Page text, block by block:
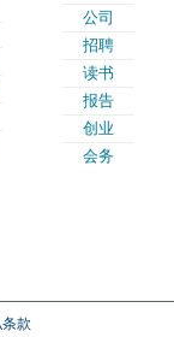
公司
招聘
读书
报告
创业
会务
款